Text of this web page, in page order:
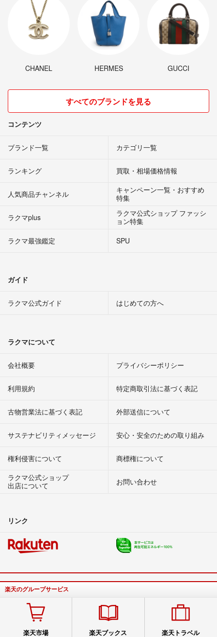
CHANEL HERMES GUCCI
すべてのブランドを見る
コンテンツ
ブランド一覧 カテゴリ一覧
ランキング 買取・相場価格情報
人気商品チャンネル
キャンペーン一覧・おすすめ
特集
ラクマplus
ラクマ公式ショップ ファッシ
ョン特集
ラクマ最強鑑定
SPU
ガイド
ラクマ公式ガイド はじめての方へ
ラクマについて
会社概要 プライバシーポリシー
利用規約 特定商取引法に基づく表記
古物営業法に基づく表記 外部送信について
サステナビリティメッセージ 安心・安全のための取り組み
権利侵害について
商標権について
ラクマ公式ショップ
出店について
お問い合わせ
リンク
楽天のグループサービス
楽天市場 楽天ブックス 楽天トラベル